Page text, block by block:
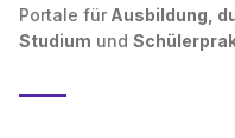
Portale für Ausbildung,
Studium und